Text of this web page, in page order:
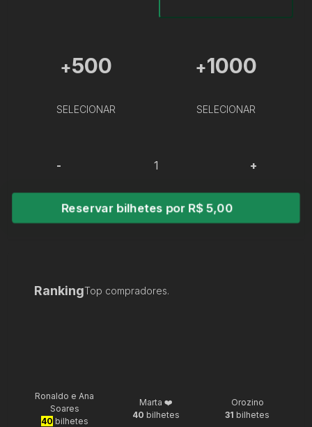
+500
SELECIONAR
+1000
SELECIONAR
- +
Reservar bilhetes por R$ 5,00
RankingTop compradores.
Ronaldo e Ana
Soares
40 bilhetes
Marta ❤️
40 bilhetes
Orozino
31 bilhetes